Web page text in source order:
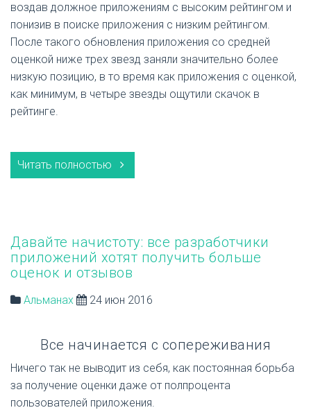
воздав должное приложениям с высоким рейтингом и
понизив в поиске приложения с низким рейтингом.
После такого обновления приложения со средней
оценкой ниже трех звезд заняли значительно более
низкую позицию, в то время как приложения с оценкой,
как минимум, в четыре звезды ощутили скачок в
рейтинге.
Читать полностью
Давайте начистоту: все разработчики
приложений хотят получить больше
оценок и отзывов
Альманах 24 июн 2016
Все начинается с сопереживания
Ничего так не выводит из себя, как постоянная борьба
за получение оценки даже от полпроцента
пользователей приложения.